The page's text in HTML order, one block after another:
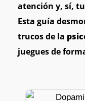
atención y, sí,
Esta guía
trucos de la
juegues de